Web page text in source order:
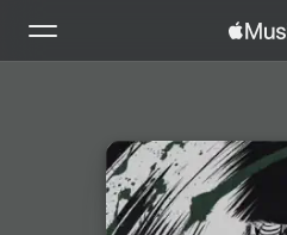
ホーム
新着おすすめ